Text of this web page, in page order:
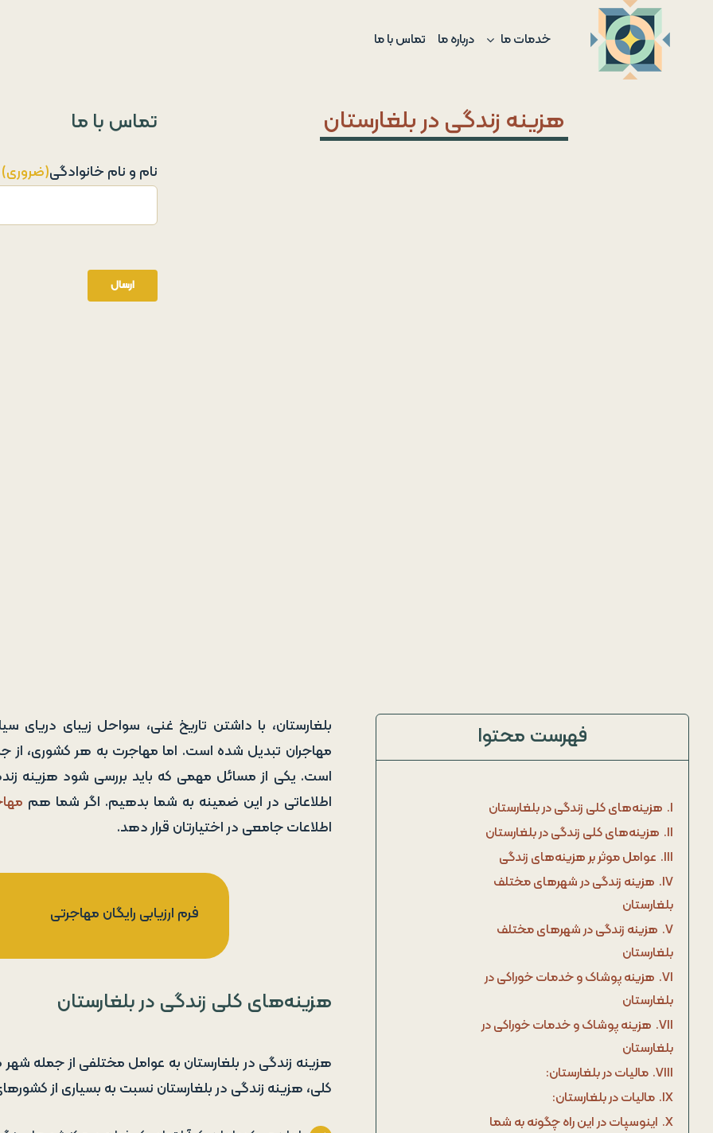
content
خدمات ما درباره ما تماس با ما
هزینه زندگی در بلغارستان تماس با ما
نام و نام خانوادگی(ضروری)
فهرست محتوا
I. هزینه‌های کلی زندگی در بلغارستان
II. هزینه‌های کلی زندگی در بلغارستان
III. عوامل موثر بر هزینه‌های زندگی
IV. هزینه زندگی در شهرهای مختلف
بلغارستان
V. هزینه زندگی در شهرهای مختلف
بلغارستان
VI. هزینه پوشاک و خدمات خوراکی در
بلغارستان
VII. هزینه پوشاک و خدمات خوراکی در
بلغارستان
VIII. مالیات در بلغارستان:
IX. مالیات در بلغارستان:
X. اینوسپات در این راه چگونه به شما
بلغارستان، با داشتن تاریخ غنی، سواحل زیبای
مهاجران تبدیل شده است. اما مهاجرت به هر کشوری، از
است. یکی از مسائل مهمی که باید بررسی شود هزینه
اطلاعاتی در این ضمینه به شما بدهیم. اگر شما هم
اطلاعات جامعی در اختیارتان قرار دهد.
فرم ارزیابی رایگان مهاجرتی
هزینه‌های کلی زندگی در بلغارستان
هزینه زندگی در بلغارستان به عوامل مختلفی از جمله
کلی، هزینه زندگی در بلغارستان نسبت به بسیاری از